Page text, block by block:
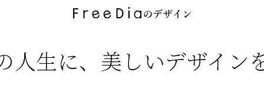
人生に、 美しいデザイン